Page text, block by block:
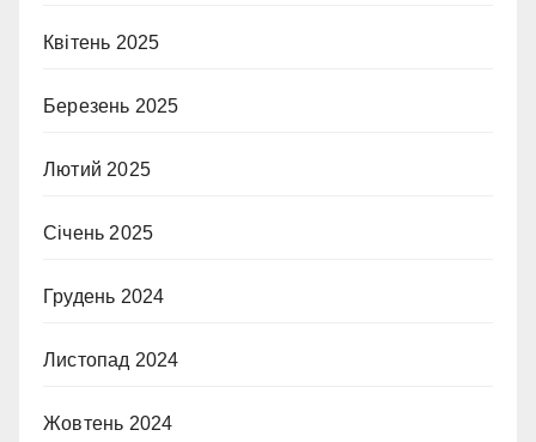
Квітень 2025
Березень 2025
Лютий 2025
Січень 2025
Грудень 2024
Листопад 2024
Жовтень 2024